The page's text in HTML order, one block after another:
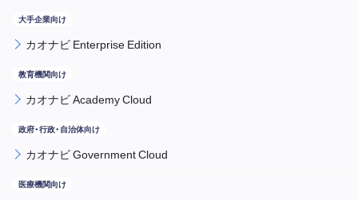
カオナビ Enterprise Edition
カオナビ Academy Cloud
カオナビ Government Cloud